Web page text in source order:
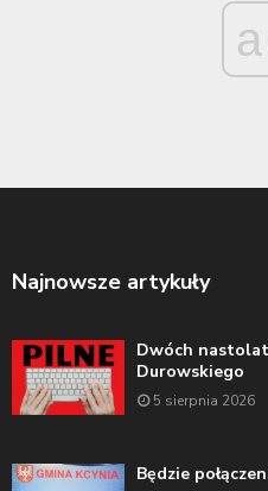
Najnowsze artykuły
Dwóch
Durowskiego
5 sierpnia 2026
Będzie